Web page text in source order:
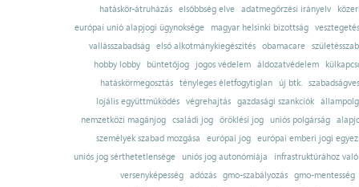
hatáskör-átruházás
elsőbbség elve adatmegőrzési irányelv
európai unió alapjogi ügynoksége
magyar helsinki bizottság
vesztegetés
vallásszabadság
első alkotmánykiegészítés obamacare
hobby lobby
büntetőjog jogos védelem áldozatvédelem
hatáskörmegosztás tényleges életfogytiglan új btk.
lojális együttműködés
végrehajtás gazdasági szankciók
nemzetközi magánjog
családi jog öröklési jog uniós polgárság
személyek szabad mozgása
európai jog európai emberi jogi
uniós jog sérthetetlensége uniós jog autonómiája
infrastruktúrához
versenyképesség adózás gmo-szabályozás gmo-mentesség